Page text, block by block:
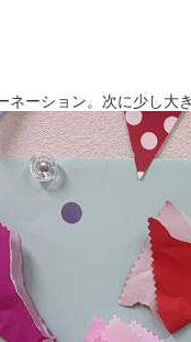
ーション。次に少し大